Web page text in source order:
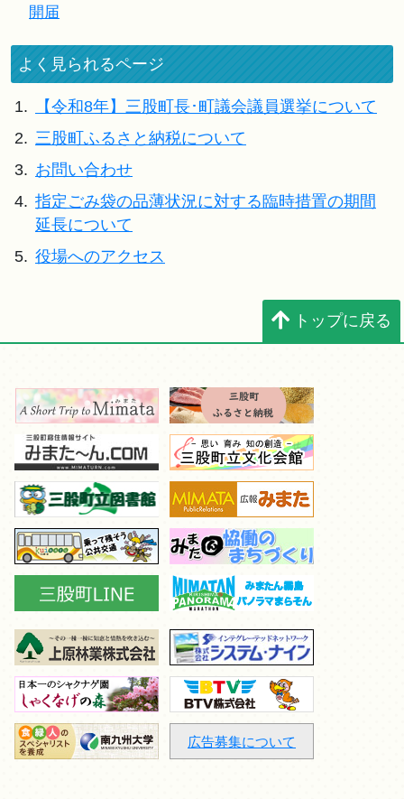
開届
よく見られるページ
1.
【令和8年】三股町長･町議会議員選挙について
2. 三股町ふるさと納税について
3. お問い合わせ
4. 指定ごみ袋の品薄状況に対する臨時措置の期間
延長について
5. 役場へのアクセス
トップに戻る
広告募集について